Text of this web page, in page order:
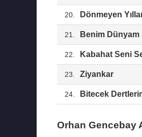
20. Dönmeyen
21. Benim Dünyam
22. Kabahat Seni
23. Ziyankar
24. Bitecek
Orhan Gencebay